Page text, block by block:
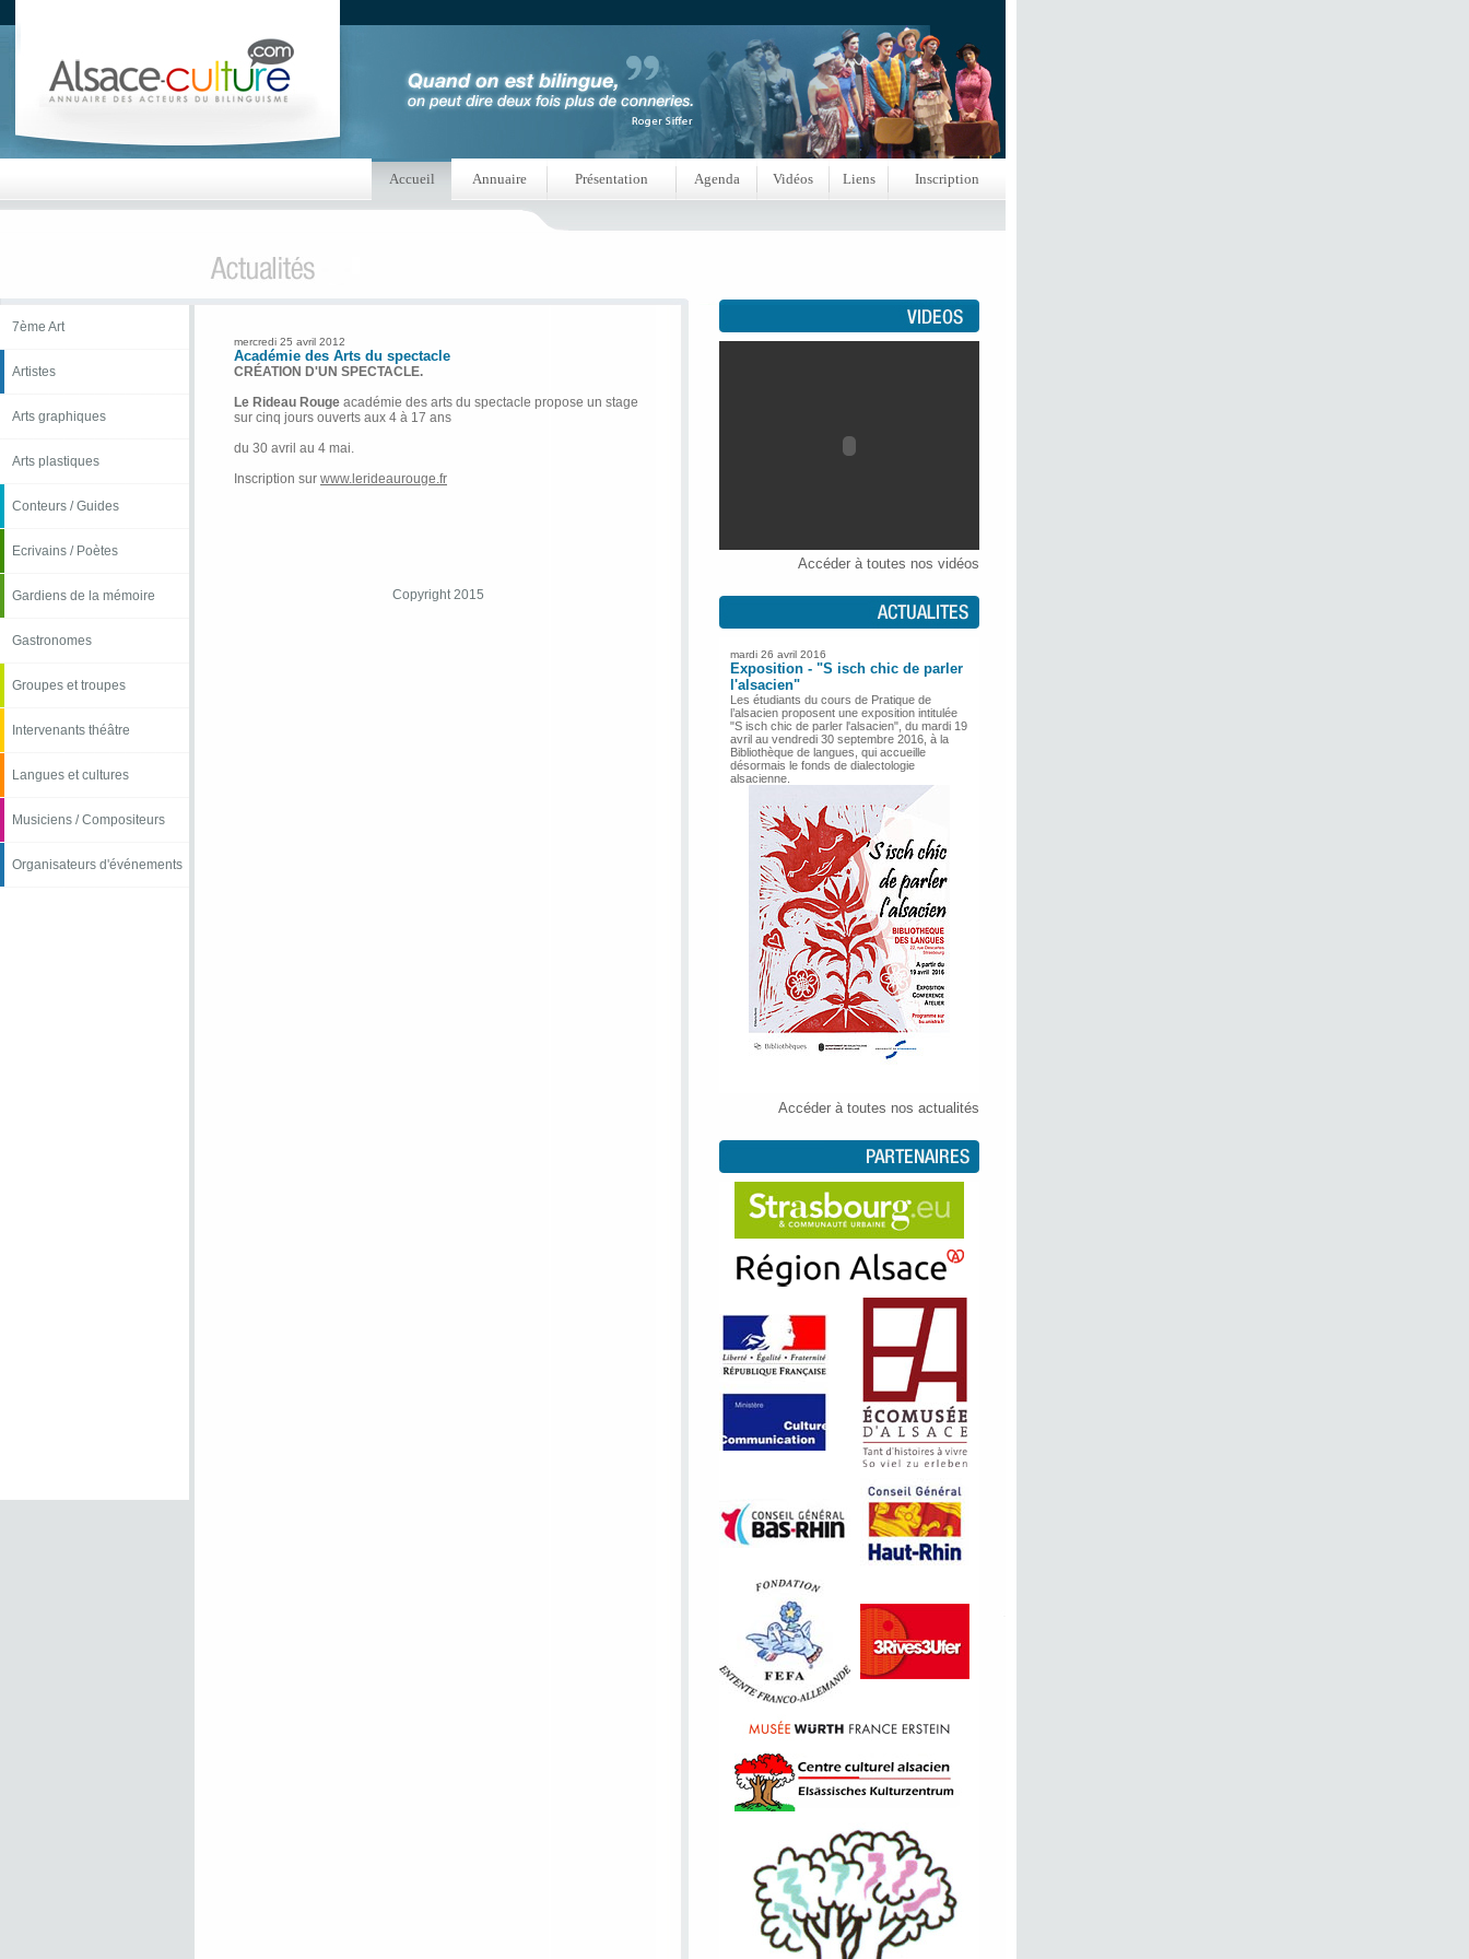
Accueil Annuaire Présentation Agenda Vidéos Liens Inscription
7ème Art
Artistes
Arts graphiques
Arts plastiques
Conteurs / Guides
Ecrivains / Poètes
Gardiens de la mémoire
Gastronomes
Groupes et troupes
Intervenants théâtre
Langues et cultures
Musiciens / Compositeurs
Organisateurs d'événements
mercredi 25 avril 2012
Académie des Arts du spectacle
CRÉATION D'UN SPECTACLE.
Le Rideau Rouge académie des arts du spectacle propose un stage
sur cinq jours ouverts aux 4 à 17 ans
du 30 avril au 4 mai.
Inscription sur www.lerideaurouge.fr
Copyright 2015
Accéder à toutes nos vidéos
mardi 26 avril 2016
Exposition - "S isch chic de parler
l'alsacien"
Les étudiants du cours de Pratique de
l’alsacien proposent une exposition intitulée
"S isch chic de parler l'alsacien", du mardi 19
avril au vendredi 30 septembre 2016, à la
Bibliothèque de langues, qui accueille
désormais le fonds de dialectologie
alsacienne.
Accéder à toutes nos actualités